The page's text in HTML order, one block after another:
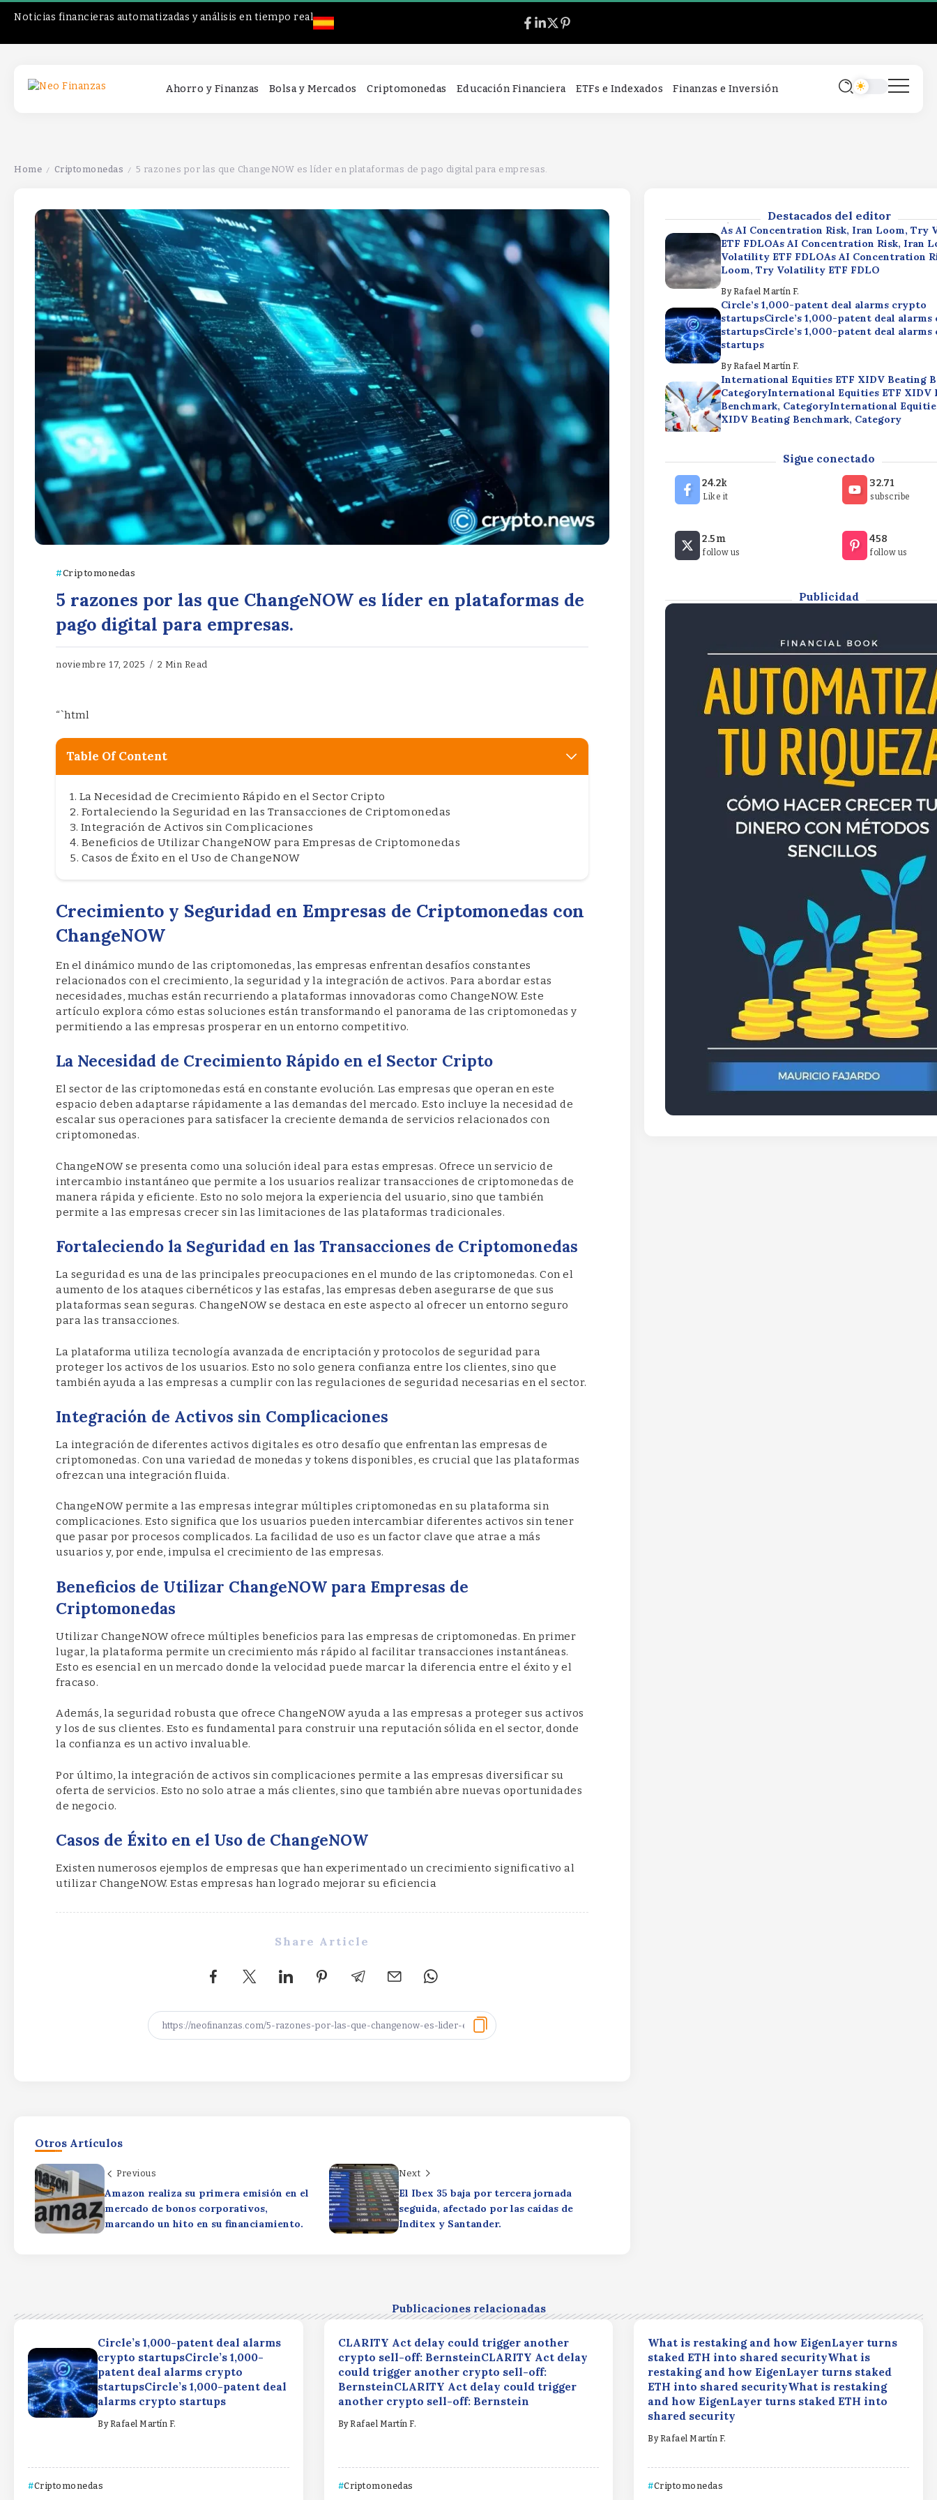
Noticias financieras automatizadas y análisis en tiempo real
Ahorro y Finanzas Bolsa y Mercados Criptomonedas Educación Financiera ETFs e Indexados Finanzas e Inversión
Home / Criptomonedas / 5 razones por las que ChangeNOW es líder en plataformas de pago digital para empresas.
Criptomonedas
5 razones por las que ChangeNOW es líder en plataformas de
pago digital para empresas.
noviembre 17, 2025 2 Min Read
“`html
Table Of Content
La Necesidad de Crecimiento Rápido en el Sector Cripto
Fortaleciendo la Seguridad en las Transacciones de Criptomonedas
Integración de Activos sin Complicaciones
Beneficios de Utilizar ChangeNOW para Empresas de Criptomonedas
Casos de Éxito en el Uso de ChangeNOW
Crecimiento y Seguridad en Empresas de Criptomonedas con
ChangeNOW
En el dinámico mundo de las criptomonedas, las empresas enfrentan desafíos constantes
relacionados con el crecimiento, la seguridad y la integración de activos. Para abordar estas
necesidades, muchas están recurriendo a plataformas innovadoras como ChangeNOW. Este
artículo explora cómo estas soluciones están transformando el panorama de las criptomonedas y
permitiendo a las empresas prosperar en un entorno competitivo.
La Necesidad de Crecimiento Rápido en el Sector Cripto
El sector de las criptomonedas está en constante evolución. Las empresas que operan en este
espacio deben adaptarse rápidamente a las demandas del mercado. Esto incluye la necesidad de
escalar sus operaciones para satisfacer la creciente demanda de servicios relacionados con
criptomonedas.
ChangeNOW se presenta como una solución ideal para estas empresas. Ofrece un servicio de
intercambio instantáneo que permite a los usuarios realizar transacciones de criptomonedas de
manera rápida y eficiente. Esto no solo mejora la experiencia del usuario, sino que también
permite a las empresas crecer sin las limitaciones de las plataformas tradicionales.
Fortaleciendo la Seguridad en las Transacciones de Criptomonedas
La seguridad es una de las principales preocupaciones en el mundo de las criptomonedas. Con el
aumento de los ataques cibernéticos y las estafas, las empresas deben asegurarse de que sus
plataformas sean seguras. ChangeNOW se destaca en este aspecto al ofrecer un entorno seguro
para las transacciones.
La plataforma utiliza tecnología avanzada de encriptación y protocolos de seguridad para
proteger los activos de los usuarios. Esto no solo genera confianza entre los clientes, sino que
también ayuda a las empresas a cumplir con las regulaciones de seguridad necesarias en el sector.
Integración de Activos sin Complicaciones
La integración de diferentes activos digitales es otro desafío que enfrentan las empresas de
criptomonedas. Con una variedad de monedas y tokens disponibles, es crucial que las plataformas
ofrezcan una integración fluida.
ChangeNOW permite a las empresas integrar múltiples criptomonedas en su plataforma sin
complicaciones. Esto significa que los usuarios pueden intercambiar diferentes activos sin tener
que pasar por procesos complicados. La facilidad de uso es un factor clave que atrae a más
usuarios y, por ende, impulsa el crecimiento de las empresas.
Beneficios de Utilizar ChangeNOW para Empresas de
Criptomonedas
Utilizar ChangeNOW ofrece múltiples beneficios para las empresas de criptomonedas. En primer
lugar, la plataforma permite un crecimiento más rápido al facilitar transacciones instantáneas.
Esto es esencial en un mercado donde la velocidad puede marcar la diferencia entre el éxito y el
fracaso.
Además, la seguridad robusta que ofrece ChangeNOW ayuda a las empresas a proteger sus activos
y los de sus clientes. Esto es fundamental para construir una reputación sólida en el sector, donde
la confianza es un activo invaluable.
Por último, la integración de activos sin complicaciones permite a las empresas diversificar su
oferta de servicios. Esto no solo atrae a más clientes, sino que también abre nuevas oportunidades
de negocio.
Casos de Éxito en el Uso de ChangeNOW
Existen numerosos ejemplos de empresas que han experimentado un crecimiento significativo al
utilizar ChangeNOW. Estas empresas han logrado mejorar su eficiencia
Share Article
Otros Artículos
Previous
Amazon realiza su primera emisión en el
mercado de bonos corporativos,
marcando un hito en su financiamiento.
Next
El Ibex 35 baja por tercera jornada
seguida, afectado por las caídas de
Inditex y Santander.
Destacados del editor
Loom, Try Volatility ETF FDLO
Circle’s 1,000-patent deal alarms crypto
startupsCircle’s 1,000-patent deal
ByRafael Martín F.
As AI Concentration Risk, Iran Loom, Try
ETF FDLOAs AI Concentration Risk, Iran
Volatility ETF FDLOAs AI Concentration
Loom, Try Volatility ETF FDLO
By Rafael Martín F.
Circle’s 1,000-patent deal alarms crypto
startupsCircle’s 1,000-patent deal
startupsCircle’s 1,000-patent deal
startups
By Rafael Martín F.
International Equities ETF XIDV Beating
CategoryInternational Equities ETF XIDV
Benchmark, CategoryInternational
XIDV Beating Benchmark, Category
As AI Concentration Risk, Iran Loom,
ETF FDLOAs AI Concentration Risk, Iran
Volatility ETF FDLOAs AI Concentration
Loom, Try Volatility ETF FDLO
Circle’s 1,000-patent deal alarms crypto
startupsCircle’s 1,000-patent deal
startupsCircle’s 1,000-patent deal
Sigue conectado
24.2k
Like it
32.71
subscribe
2.5m
follow us
458
follow us
Publicidad
Publicaciones relacionadas
Circle’s 1,000-patent deal alarms
crypto startupsCircle’s 1,000-
patent deal alarms crypto
startupsCircle’s 1,000-patent deal
alarms crypto startups
By Rafael Martín F.
Criptomonedas
CLARITY Act delay could trigger another
crypto sell-off: BernsteinCLARITY Act delay
could trigger another crypto sell-off:
BernsteinCLARITY Act delay could trigger
another crypto sell-off: Bernstein
ByRafael Martín F.
Criptomonedas
What is restaking and how EigenLayer turns
staked ETH into shared securityWhat is
restaking and how EigenLayer turns staked
ETH into shared securityWhat is restaking
and how EigenLayer turns staked ETH into
shared security
ByRafael Martín F.
Criptomonedas